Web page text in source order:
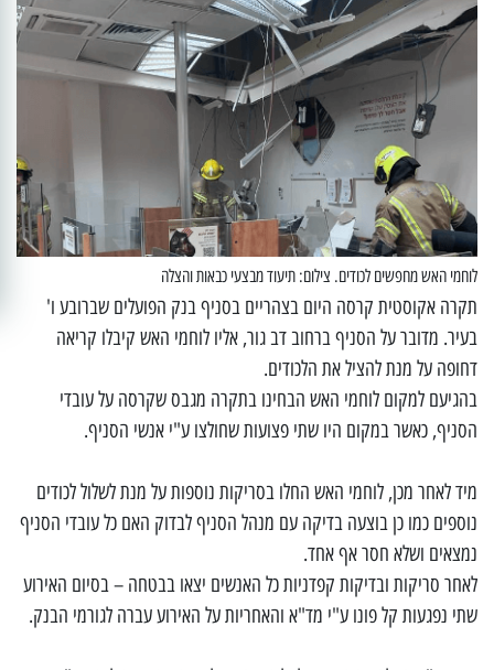
לוחמי האש מחפשים לכודים. צילום: תיעוד מבצעי כבאות והצלה
תקרה אקוסטית קרסה היום בצהריים בסניף בנק הפועלים שברובע ו'
בעיר. מדובר על הסניף ברחוב דב גור, אליו לוחמי האש קיבלו קריאה
דחופה על מנת להציל את הלכודים.
בהגיעם למקום לוחמי האש הבחינו בתקרה מגבס שקרסה על עובדי
הסניף, כאשר במקום היו שתי פצועות שחולצו ע"י אנשי הסניף.
מיד לאחר מכן, לוחמי האש החלו בסריקות נוספות על מנת לשלול לכודים
נוספים כמו כן בוצעה בדיקה עם מנהל הסניף לבדוק האם כל עובדי הסניף
נמצאים ושלא חסר אף אחד.
לאחר סריקות ובדיקות קפדניות כל האנשים יצאו בבטחה – בסיום האירוע
שתי נפגעות קל פונו ע"י מד"א והאחריות על האירוע עברה לגורמי הבנק.